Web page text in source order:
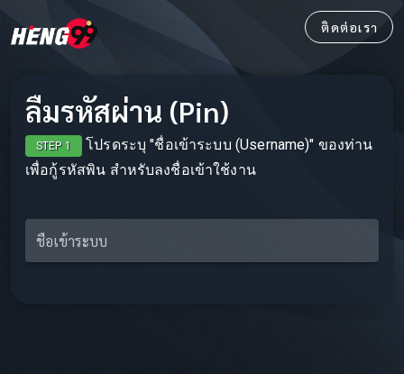
ติดต่อเรา
ลืมรหัสผ่าน (Pin)
STEP 1
โปรดระบุ "ชื่อเข้าระบบ (Username)" ของท่าน
เพื่อกู้รหัสพิน สำหรับลงชื่อเข้าใช้งาน
ชื่อเข้าระบบ